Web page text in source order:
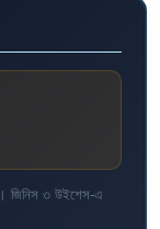
জিনিস ৩ উইশেস-এ